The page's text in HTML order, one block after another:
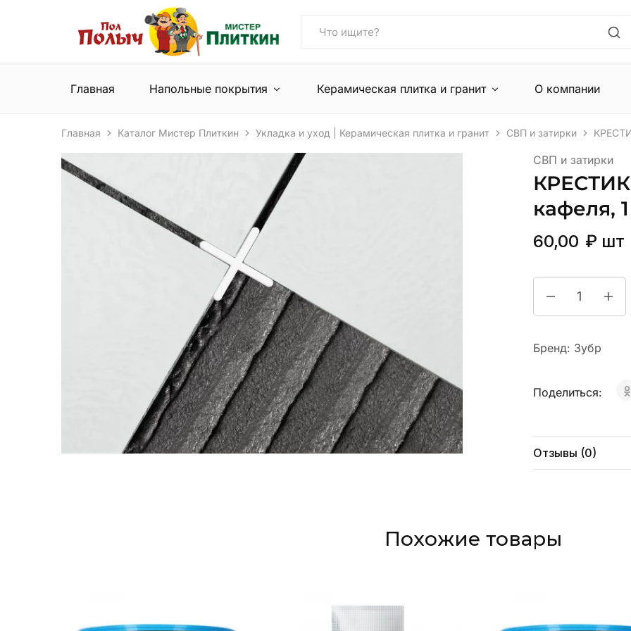
Пол
Полыч
Плиткин
Сеть
магазинов
и
керамической
Главная Напольные покрытия Керамическая плитка и гранит О компании
Главная Каталог Мистер Плиткин Укладка и уход | Керамическая плитка и гранит СВП и затирки
СВП и затирки
кафеля,
60,00 ₽ шт
Бренд: Зубр
Поделиться:
Отзывы (0)
Похожие товары